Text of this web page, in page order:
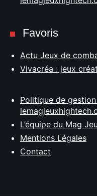
Favoris
Actu Jeux de
Vivacréa : jeux
Politique de
L’équipe du Mag
Mentions Légales
Contact